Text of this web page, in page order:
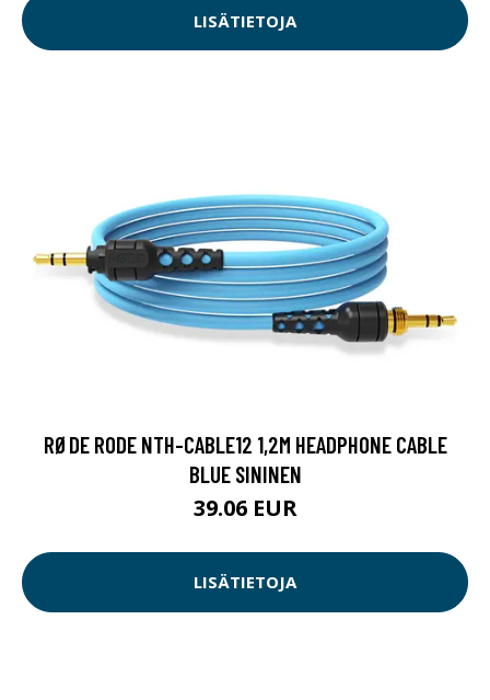
LISÄTIETOJA
RØDE RODE NTH-CABLE12 1,2M HEADPHONE CABLE
BLUE SININEN
39.06 EUR
LISÄTIETOJA